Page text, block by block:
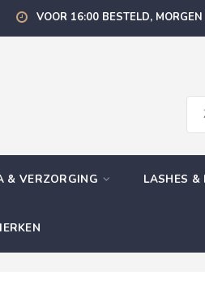
VOOR 16:00 BESTELD,
& VERZORGING LASHES &